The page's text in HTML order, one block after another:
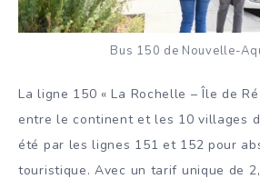
Bus 150 de Nouvelle-
La ligne 150 « La Rochelle – Île de
entre le continent et les 10 villages
été par les lignes 151 et 152 pour
touristique. Avec un tarif unique de